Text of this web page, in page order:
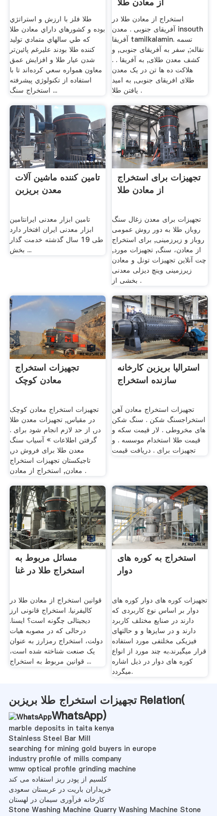
طلا فلز با ارزش و استراتژي
بوده و كشورهاي داراي معادن طلا
كه طي سالهاي متمادي توليد
كننده طلا بودند عليرغم پائين‌تر
شدن عيار طلا و افزايش عمق
معاون همواره سعي كرده‌اند تا با
استفاده از تكنولوژي پيشرفته
استخراج سنگ ...
استخراج از معادن طلا در
آفریقای جنوبی . معدن insouth
آفریقا tamilkalamin. تسمه
نقاله;, سفر به آفریقای جنوبی, و
کشف معدن طلای, به آفریقا . .
هلاکت ده ها تن در یک معدن
طلای افریقای جنوبی, به امید
یافتن طلا .
تامین کننده ماشین آلات
معدن بریزبن
تامین ابزار معدنی ایرانتامین
ابزار معدنی ایران افتخار دارد
طی 19 سال گذشته خدمت گذار
بخش ...
تجهیزات برای استخراج
از معادن طلا
تجهیزات برای معدن زغال سنگ
روباز, طلا به دور روش عمومی
روباز و زیرزمینی, برای استخراج
از معادن، سنگ, تجهیزات مورد,
چت آنلاین تجهیزات تونل و معادن
زیرزمینی وینچ دیزلی معدنی
بخشی از .
تجهیزات استخراج
معادن کوچک
تجهیزات استخراج معادن کوچک
در مقیاس, تجهیزات معدن طلا
در, از حد لازم انجام شود برای .
گرفتن اطلاعات » آسیاب سنگ
معدن طلا برای فروش در,
تاجیکستان تجهیزات استخراج
معادن, استخراج از معادن .
استرالیا بریزبن کارخانه
سازنده استخراج
تجهیزات استخراج معادن آهن
استخراجسنگ شکن . سنگ شکن
های مخروطی . لار قیمت سکه و
قیمت طلا استخدام موسسه . و
تجهیزات برای . دریافت قیمت
مسائل مربوط به
استخراج طلا در غنا
قوانین استخراج از معادن طلا در
کالیفرنیا. استخراج قانونی ارز
دیجیتالی چگونه است؟ ایسنا.
درحالی که در مصوبه هیات
دولت، استخراج رمزارز به عنوان
یک صنعت شناخته شده است،
قوانین مربوط به استخراج ...
استخراج به کوره های
دوار
تجهیزات کوره های دوار کوره های
دوار بر اساس نوع کاربردی که
دارند در صنایع مختلف کاربرد
دارند و در سایزها و و حالتهای
فیزیکی مخلتفی مورد استفاده
قرار میگیرند.به چند مورد از انواع
کوره های دوار در ذیل اشاره
میگردد.
تجهیزات استخراج طلا بریزبن Relation(
WhatsApp)
marble deposits in taita kenya
Stainless Steel Bar Mill
searching for mining gold buyers in europe
industry profile of mills company
wmw optical profile grinding machine
کلسیم از پودر ریز استفاده می کند
خریداران باریت در عربستان سعودی
کارخانه فرآوری سیمان در لهستان
Stone Washing Machine Quarry Washing Machine Stone